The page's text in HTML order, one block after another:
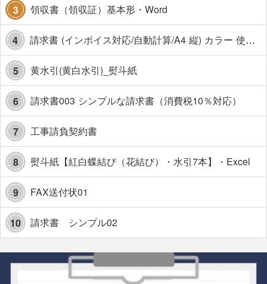
3 領収書（領収証）基本形・Word
4 請求書 (インボイス対応/自動計算/A4 縦) カラー 使い方解説あり
5 黄水引(黄白水引)_熨斗紙
6 請求書003 シンプルな請求書（消費税10％対応）
7 工事請負契約書
8 熨斗紙【紅白蝶結び（花結び）・水引7本】・Excel
9 FAX送付状01
10 請求書 シンプル02